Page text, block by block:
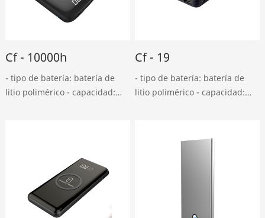
Cf - 10000h
- tipo de batería: batería de
litio polimérico - capacidad:
Cf - 19
- tipo de batería: batería de
litio polimérico - capacidad: